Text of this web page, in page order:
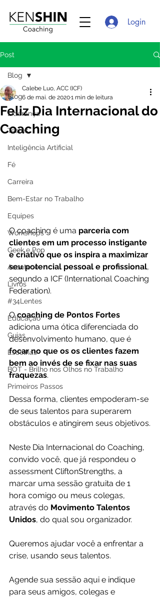
Login
Post
Blog
Liderança
Testes
Inteligência Artificial
Fé
Carreira
Bem-Estar no Trabalho
Equipes
Workshops
Geek e Pop
Acontece
Livros
#34Lentes
Educação
Guias
Escolhas
BOT - Brilho nos Olhos no Trabalho
Primeiros Passos
Blog
Feliz Dia Internacional do
Coaching
Calebe Luo, ACC (ICF)
6 de mai. de 20201 min de leitura
O coaching é uma parceria com
clientes em um processo instigante
e criativo que os inspira a maximizar
seu potencial pessoal e profissional,
segundo a ICF (International Coaching
Federation).
O coaching de Pontos Fortes
adiciona uma ótica diferenciada do
desenvolvimento humano, que é
focar no que os os clientes fazem
bem ao invés de se fixar nas suas
fraquezas.
Dessa forma, clientes empoderam-se
de seus talentos para superarem
obstáculos e atingirem seus objetivos.
Neste Dia Internacional do Coaching,
convido você, que já respondeu o
assessment CliftonStrengths, a
marcar uma sessão gratuita de 1
hora comigo ou meus colegas,
através do Movimento Talentos
Unidos, do qual sou organizador.
Queremos ajudar você a enfrentar a
crise, usando seus talentos.
Agende sua sessão aqui e indique
para seus amigos, colegas e